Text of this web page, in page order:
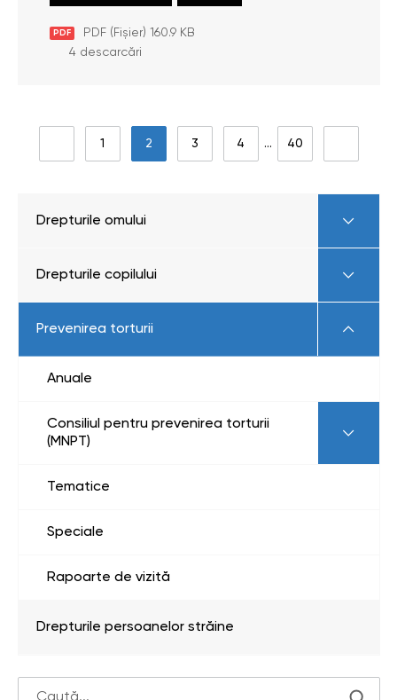
PDF PDF (Fișier) 160.9 KB
4 descarcări
1 2 3 4 … 40
Drepturile omului
Drepturile copilului
Prevenirea torturii
Anuale
Consiliul pentru prevenirea torturii
(MNPT)
Tematice
Speciale
Rapoarte de vizită
Drepturile persoanelor străine